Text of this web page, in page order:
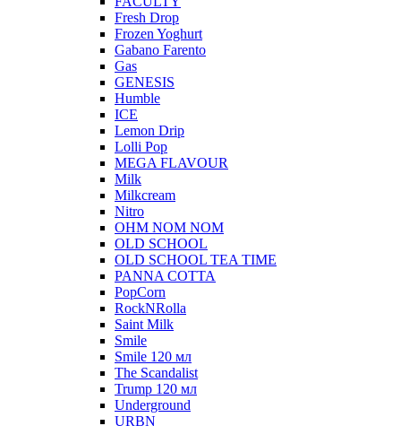
Fresh Drop
Frozen Yoghurt
Gabano Farento
Gas
GENESIS
Humble
ICE
Lemon Drip
Lolli Pop
MEGA FLAVOUR
Milk
Milkcream
Nitro
OHM NOM NOM
OLD SCHOOL
OLD SCHOOL TEA TIME
PANNA COTTA
PopCorn
RockNRolla
Saint Milk
Smile
Smile 120 мл
The Scandalist
Trump 120 мл
Underground
URBN